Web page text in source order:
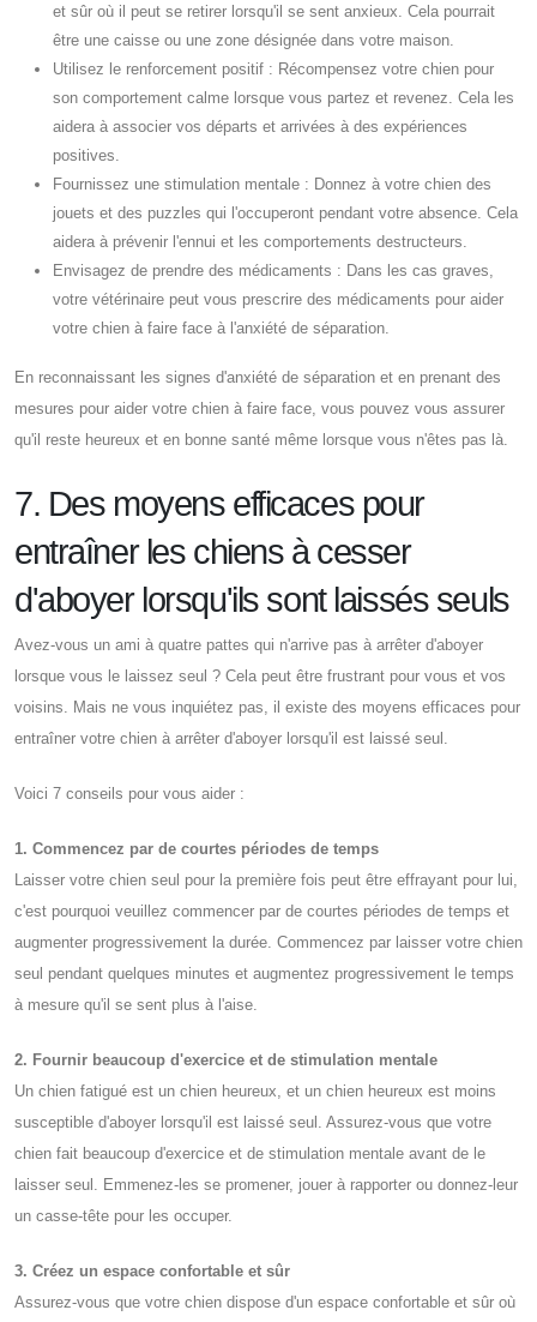
et sûr où il peut se retirer lorsqu'il se sent anxieux. Cela pourrait
être une caisse ou une zone désignée dans votre maison.
Utilisez le renforcement positif : Récompensez votre chien pour
son comportement calme lorsque vous partez et revenez. Cela les
aidera à associer vos départs et arrivées à des expériences
positives.
Fournissez une stimulation mentale : Donnez à votre chien des
jouets et des puzzles qui l'occuperont pendant votre absence. Cela
aidera à prévenir l'ennui et les comportements destructeurs.
Envisagez de prendre des médicaments : Dans les cas graves,
votre vétérinaire peut vous prescrire des médicaments pour aider
votre chien à faire face à l'anxiété de séparation.
En reconnaissant les signes d'anxiété de séparation et en prenant des
mesures pour aider votre chien à faire face, vous pouvez vous assurer
qu'il reste heureux et en bonne santé même lorsque vous n'êtes pas là.
7. Des moyens efficaces pour
entraîner les chiens à cesser
d'aboyer lorsqu'ils sont laissés seuls
Avez-vous un ami à quatre pattes qui n'arrive pas à arrêter d'aboyer
lorsque vous le laissez seul ? Cela peut être frustrant pour vous et vos
voisins. Mais ne vous inquiétez pas, il existe des moyens efficaces pour
entraîner votre chien à arrêter d'aboyer lorsqu'il est laissé seul.
Voici 7 conseils pour vous aider :
1. Commencez par de courtes périodes de temps
Laisser votre chien seul pour la première fois peut être effrayant pour lui,
c'est pourquoi veuillez commencer par de courtes périodes de temps et
augmenter progressivement la durée. Commencez par laisser votre chien
seul pendant quelques minutes et augmentez progressivement le temps
à mesure qu'il se sent plus à l'aise.
2. Fournir beaucoup d'exercice et de stimulation mentale
Un chien fatigué est un chien heureux, et un chien heureux est moins
susceptible d'aboyer lorsqu'il est laissé seul. Assurez-vous que votre
chien fait beaucoup d'exercice et de stimulation mentale avant de le
laisser seul. Emmenez-les se promener, jouer à rapporter ou donnez-leur
un casse-tête pour les occuper.
3. Créez un espace confortable et sûr
Assurez-vous que votre chien dispose d'un espace confortable et sûr où